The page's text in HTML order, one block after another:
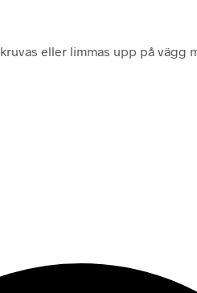
eller limmas upp på vägg